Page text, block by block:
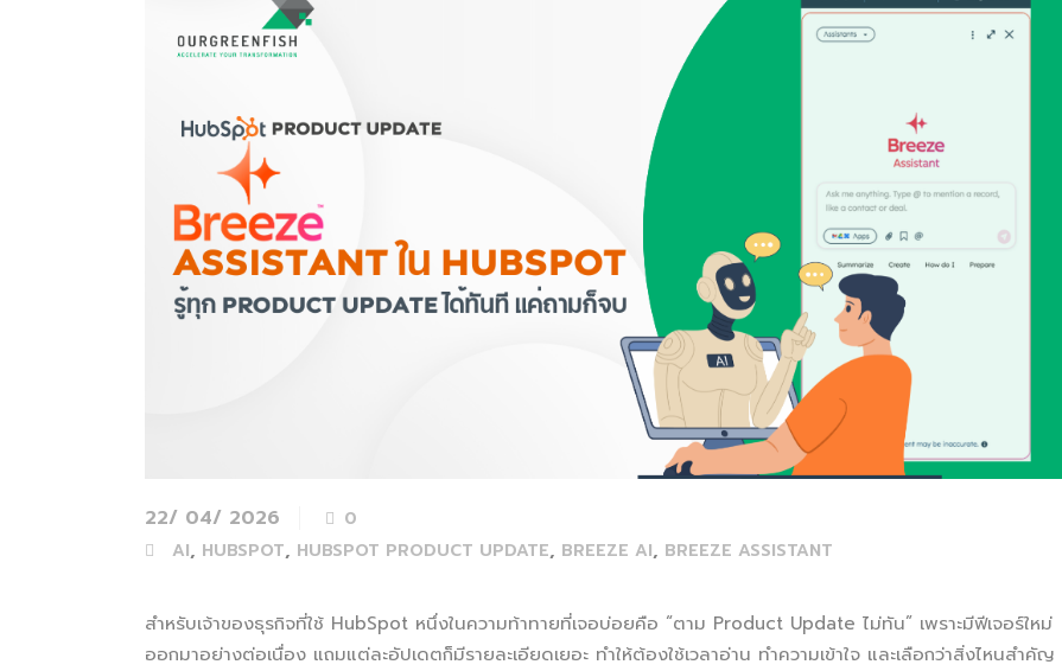
22/ 04/ 2026
0
AI, HUBSPOT, HUBSPOT PRODUCT UPDATE, BREEZE AI, BREEZE ASSISTANT
สำหรับเจ้าของธุรกิจที่ใช้ HubSpot หนึ่งในความท้าทายที่เจอบ่อยคือ “ตาม Product Update ไม่ทัน” เพราะมีฟีเจอร์ใหม่
ออกมาอย่างต่อเนื่อง แถมแต่ละอัปเดตก็มีรายละเอียดเยอะ ทำให้ต้องใช้เวลาอ่าน ทำความเข้าใจ และเลือกว่าสิ่งไหนสำคัญ